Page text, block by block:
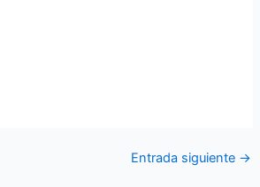
Entrada siguiente →